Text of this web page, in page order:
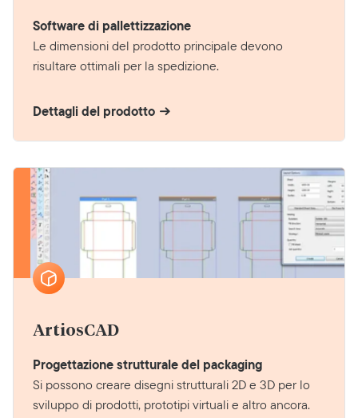
Software di pallettizzazione
Le dimensioni del prodotto principale devono
risultare ottimali per la spedizione.
Dettagli del prodotto
ArtiosCAD
Progettazione strutturale del packaging
Si possono creare disegni strutturali 2D e 3D per lo
sviluppo di prodotti, prototipi virtuali e altro ancora.